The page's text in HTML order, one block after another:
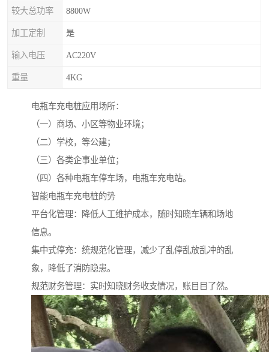
较大总功率 8800W
加工定制 是
输入电压 AC220V
重量 4KG
电瓶车充电桩应用场所：
（一）商场、小区等物业环境；
（二）学校，等公建；
（三）各类企事业单位；
（四）各种电瓶车停车场，电瓶车充电站。
智能电瓶车充电桩的势
平台化管理：降低人工维护成本，随时知晓车辆和场地
信息。
集中式停充：统规范化管理，减少了乱停乱放乱冲的乱
象，降低了消防隐患。
规范财务管理：实时知晓财务收支情况，账目目了然。